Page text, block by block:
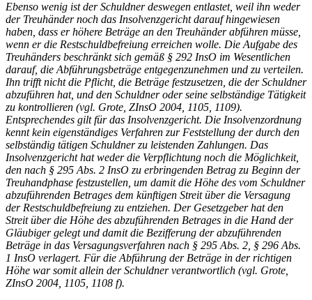
Ebenso wenig ist der Schuldner deswegen entlastet, weil ihn weder
der Treuhänder noch das Insolvenzgericht darauf hingewiesen
haben, dass er höhere Beträge an den Treuhänder abführen müsse,
wenn er die Restschuldbefreiung erreichen wolle. Die Aufgabe des
Treuhänders beschränkt sich gemäß § 292 InsO im Wesentlichen
darauf, die Abführungsbeträge entgegenzunehmen und zu verteilen.
Ihn trifft nicht die Pflicht, die Beträge festzusetzen, die der Schuldner
abzuführen hat, und den Schuldner oder seine selbständige Tätigkeit
zu kontrollieren (vgl. Grote, ZInsO 2004, 1105, 1109).
Entsprechendes gilt für das Insolvenzgericht. Die Insolvenzordnung
kennt kein eigenständiges Verfahren zur Feststellung der durch den
selbständig tätigen Schuldner zu leistenden Zahlungen. Das
Insolvenzgericht hat weder die Verpflichtung noch die Möglichkeit,
den nach § 295 Abs. 2 InsO zu erbringenden Betrag zu Beginn der
Treuhandphase festzustellen, um damit die Höhe des vom Schuldner
abzuführenden Betrages dem künftigen Streit über die Versagung
der Restschuldbefreiung zu entziehen. Der Gesetzgeber hat den
Streit über die Höhe des abzuführenden Betrages in die Hand der
Gläubiger gelegt und damit die Bezifferung der abzuführenden
Beträge in das Versagungsverfahren nach § 295 Abs. 2, § 296 Abs.
1 InsO verlagert. Für die Abführung der Beträge in der richtigen
Höhe war somit allein der Schuldner verantwortlich (vgl. Grote,
ZInsO 2004, 1105, 1108 f).